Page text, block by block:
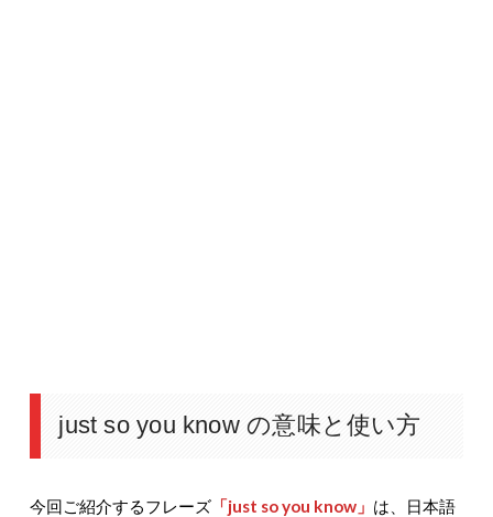
just so you know の意味と使い方
今回ご紹介するフレーズ「just so you know」 は、日本語